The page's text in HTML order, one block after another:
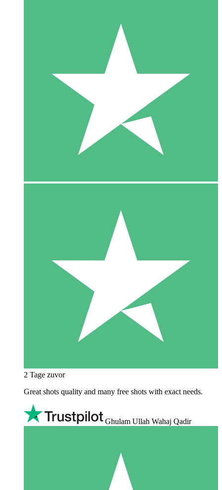
2 Tage zuvor
Great shots quality and many free shots with exact needs.
Ghulam Ullah Wahaj Qadir